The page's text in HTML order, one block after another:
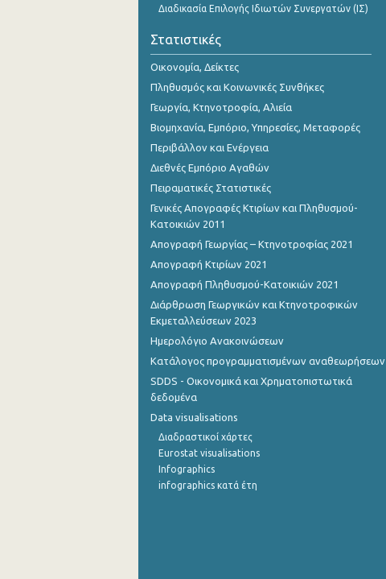
4o Τρίμηνο 2014
3o Τρίμηνο 2014
2o Τρίμηνο 2014
1o Τρίμηνο 2014
4o Τρίμηνο 2013
2o Τρίμηνο 2013
1o Τρίμηνο 2013
4o Τρίμηνο 2012
2o Τρίμηνο 2012
4o Τρίμηνο 2011
3o Τρίμηνο 2011
2o Τρίμηνο 2011
1o Τρίμηνο 2011
Διαδικασία Επιλογής Ιδιωτών Συνεργατών (ΙΣ)
Στατιστικές
Οικονομία, Δείκτες
Πληθυσμός και Κοινωνικές Συνθήκες
Γεωργία, Κτηνοτροφία, Αλιεία
Βιομηχανία, Εμπόριο, Υπηρεσίες, Μεταφορές
Περιβάλλον και Ενέργεια
Διεθνές Εμπόριο Αγαθών
Πειραματικές Στατιστικές
Γενικές Απογραφές Κτιρίων και Πληθυσμού-
Κατοικιών 2011
Απογραφή Γεωργίας – Κτηνοτροφίας 2021
Απογραφή Κτιρίων 2021
Απογραφή Πληθυσμού-Κατοικιών 2021
Διάρθρωση Γεωργικών και Κτηνοτροφικών
Εκμεταλλεύσεων 2023
Ημερολόγιο Ανακοινώσεων
Κατάλογος προγραμματισμένων αναθεωρήσεων
SDDS - Οικονομικά και Χρηματοπιστωτικά
δεδομένα
Data visualisations
Διαδραστικοί χάρτες
Eurostat visualisations
Infographics
infographics κατά έτη